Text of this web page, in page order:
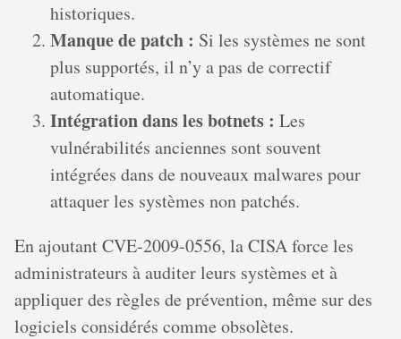
historiques.
Manque de patch : Si les systèmes ne sont
plus supportés, il n’y a pas de correctif
automatique.
Intégration dans les botnets : Les
vulnérabilités anciennes sont souvent
intégrées dans de nouveaux malwares pour
attaquer les systèmes non patchés.
En ajoutant CVE-2009-0556, la CISA force les
administrateurs à auditer leurs systèmes et à
appliquer des règles de prévention, même sur des
logiciels considérés comme obsolètes.